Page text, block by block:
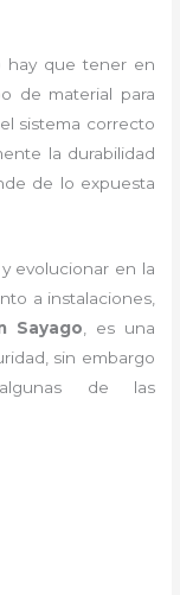
hay que tener en
de material para
sistema correcto
la durabilidad
de lo expuesta
evolucionar en la
a instalaciones,
Sayago , es una
sin embargo
de las